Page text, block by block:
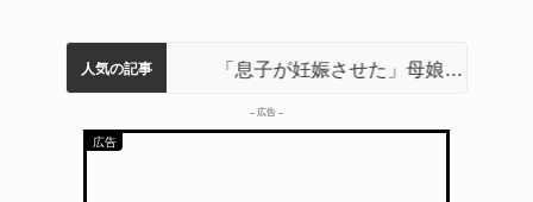
人気の記事
名張市水道料金47％値上げへ 答申案、審議会で大筋まとまる
器物損壊容疑で83歳女逮捕 伊賀署
中学校の陶壁モニュメント 地元建設会社がボランティアで清掃 伊賀
名張市立病院のDMAT、熊本地震の被災地へ 能登以来3回目の派遣 「息子が妊娠させた」母娘だまされ400万円詐欺被害 名張
– 広告 –